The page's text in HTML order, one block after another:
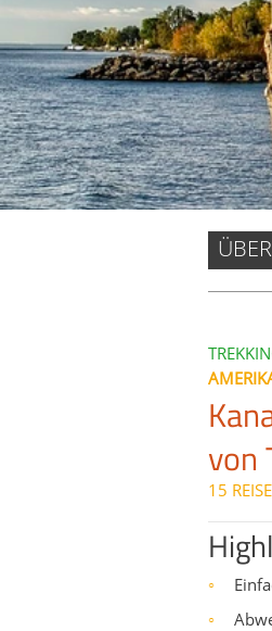
von
15
○
○